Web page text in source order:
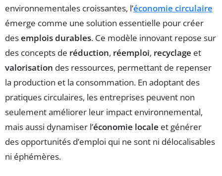
environnementales croissantes, l’économie circulaire
émerge comme une solution essentielle pour créer
desemplois durables. Ce modèle innovant repose sur
des concepts de réduction, réemploi, recyclage et
valorisation des ressources, permettant de repenser
la production et la consommation. En adoptant des
pratiques circulaires, les entreprises peuvent non
seulement améliorer leur impact environnemental,
mais aussi dynamiser l’économie locale et générer
des opportunités d’emploi qui ne sont ni délocalisables
ni éphémères.